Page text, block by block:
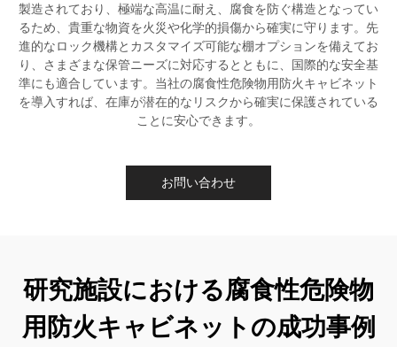
製造されており、極端な高温に耐え、腐食を防ぐ構造となってい
るため、貴重な物資を火災や化学的損傷から確実に守ります。先
進的なロック機構とカスタマイズ可能な棚オプションを備えてお
り、さまざまな保管ニーズに対応するとともに、国際的な安全基
準にも適合しています。当社の腐食性危険物用防火キャビネット
を導入すれば、在庫が潜在的なリスクから確実に保護されている
ことに安心できます。
お問い合わせ
研究施設における腐食性危険物
用防火キャビネットの成功事例